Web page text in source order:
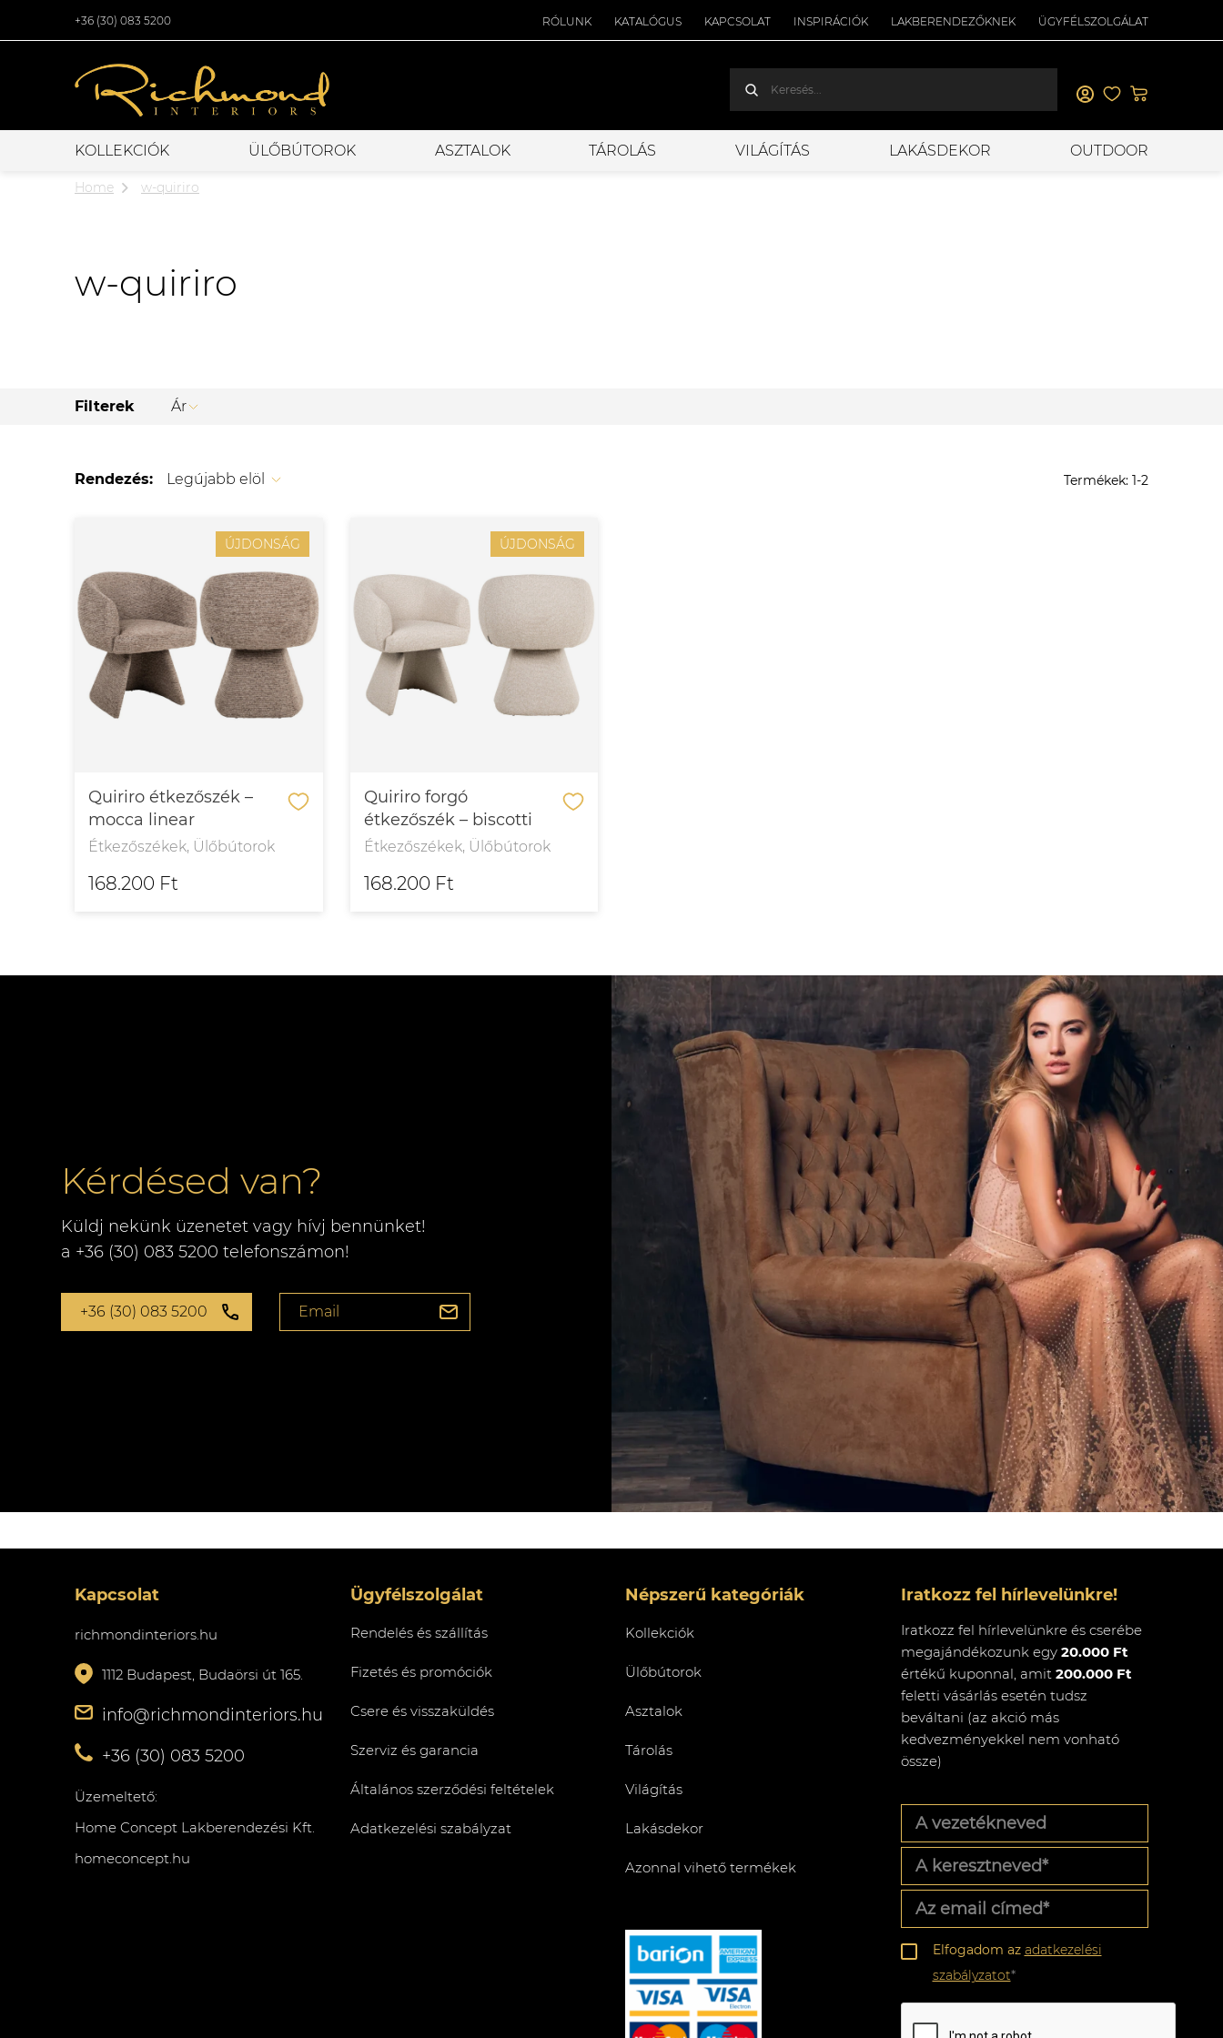
+36 (30) 083 5200 RÓLUNK KATALÓGUS KAPCSOLAT INSPIRÁCIÓK LAKBERENDEZŐKNEK ÜGYFÉLSZOLGÁLAT
KOLLEKCIÓK ÜLŐBÚTOROK ASZTALOK TÁROLÁS VILÁGÍTÁS LAKÁSDEKOR OUTDOOR
Home w-quiriro
w-quiriro
Filterek Ár
Rendezés: Legújabb elöl Termékek: 1-2
ÚJDONSÁG
Quiriro étkezőszék –
mocca linear
Étkezőszékek, Ülőbútorok
168.200 Ft
ÚJDONSÁG
Quiriro forgó
étkezőszék – biscotti
Étkezőszékek, Ülőbútorok
168.200 Ft
Kérdésed van?
Küldj nekünk üzenetet vagy hívj bennünket!
a +36 (30) 083 5200 telefonszámon!
+36 (30) 083 5200 Email
Kapcsolat
richmondinteriors.hu
1112 Budapest, Budaörsi út 165.
info@richmondinteriors.hu
+36 (30) 083 5200
Üzemeltető:
Home Concept Lakberendezési Kft.
homeconcept.hu
Ügyfélszolgálat
Rendelés és szállítás
Fizetés és promóciók
Csere és visszaküldés
Szerviz és garancia
Általános szerződési feltételek
Adatkezelési szabályzat
Népszerű kategóriák
Kollekciók
Ülőbútorok
Asztalok
Tárolás
Világítás
Lakásdekor
Azonnal vihető termékek
Iratkozz fel hírlevelünkre!
Iratkozz fel hírlevelünkre és cserébe
megajándékozunk egy 20.000 Ft
értékű kuponnal, amit200.000 Ft
feletti vásárlás esetén tudsz
beváltani (az akció más
kedvezményekkel nem vonható
össze)
vezetékneved
keresztneved*
email
címed*
Adatkezelési
szabályzat*
Elfogadom az adatkezelési
szabályzatot*
CAPTCHA